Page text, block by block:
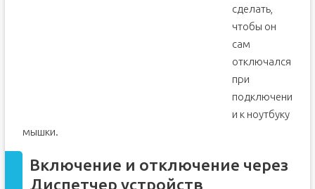
сделать,
чтобы он
сам
отключался
при
подключени
и к ноутбуку
мышки.
Включение и отключение через
Диспетчер устройств